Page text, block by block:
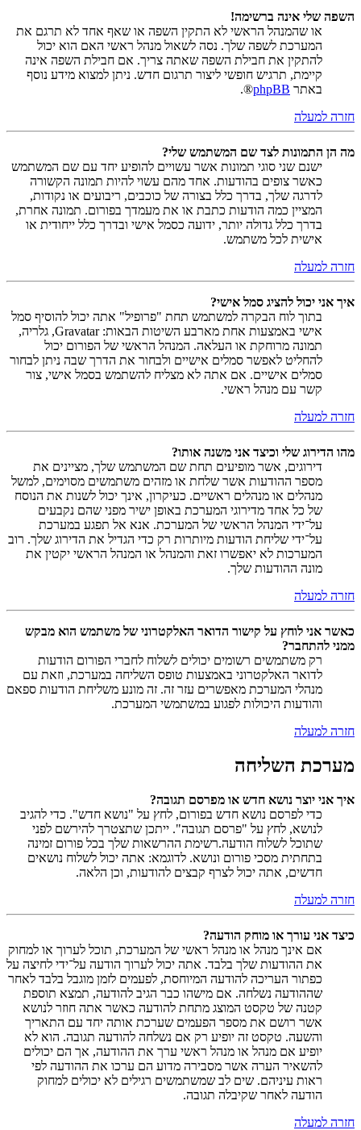
השפה שלי אינה ברשימה!
או שהמנהל הראשי לא התקין השפה או שאף אחד לא תרגם את
המערכת לשפה שלך. נסה לשאול מנהל ראשי האם הוא יכול
להתקין את חבילת השפה שאתה צריך. אם חבילת השפה אינה
קיימת, תרגיש חופשי ליצור תרגום חדש. ניתן למצוא מידע נוסף
באתר phpBB
®.
חזרה למעלה
מה הן התמונות לצד שם המשתמש שלי?
ישנם שני סוגי תמונות אשר עשויים להופיע יחד עם שם המשתמש
כאשר צופים בהודעות. אחד מהם עשוי להיות תמונה הקשורה
לדרגה שלך, בדרך כלל בצורה של כוכבים, ריבועים או נקודות,
המציין כמה הודעות כתבת או את מעמדך בפורום. תמונה אחרת,
בדרך כלל גדולה יותר, ידועה כסמל אישי ובדרך כלל ייחודית או
אישית לכל משתמש.
חזרה למעלה
איך אני יכול להציג סמל אישי?
בתוך לוח הבקרה למשתמש תחת "פרופיל" אתה יכול להוסיף סמל
אישי באמצעות אחת מארבע השיטות הבאות: Gravatar, גלריה,
תמונה מרוחקת או העלאה. המנהל הראשי של הפורום יכול
להחליט לאפשר סמלים אישיים ולבחור את הדרך שבה ניתן לבחור
סמלים אישיים. אם אתה לא מצליח להשתמש בסמל אישי, צור
קשר עם מנהל ראשי.
חזרה למעלה
מהו הדירוג שלי וכיצד אני משנה אותו?
דירוגים, אשר מופיעים תחת שם המשתמש שלך, מציינים את
מספר ההודעות אשר שלחת או מזהים משתמשים מסוימים, למשל
מנהלים או מנהלים ראשיים. כעיקרון, אינך יכול לשנות את הנוסח
של כל אחד מדירוגי המערכת באופן ישיר מפני שהם נקבעים
על־ידי המנהל הראשי של המערכת. אנא אל תפגע במערכת
על־ידי שליחת הודעות מיותרות רק כדי הגדיל את הדירוג שלך. רוב
המערכות לא יאפשרו זאת והמנהל או המנהל הראשי יקטין את
מונה ההודעות שלך.
חזרה למעלה
כאשר אני לוחץ על קישור הדואר האלקטרוני של משתמש הוא מבקש
ממני להתחבר?
רק משתמשים רשומים יכולים לשלוח לחברי הפורום הודעות
לדואר האלקטרוני באמצעות טופס השליחה במערכת, וזאת עם
מנהלי המערכת מאפשרים עזר זה. זה מונע משליחת הודעות ספאם
והודעות היכולות לפגוע במשתמשי המערכת.
חזרה למעלה
מערכת השליחה
איך אני יוצר נושא חדש או מפרסם תגובה?
כדי לפרסם נושא חדש בפורום, לחץ על "נושא חדש". כדי להגיב
לנושא, לחץ על "פרסם תגובה". ייתכן שתצטרך להירשם לפני
שתוכל לשלוח הודעה.רשימת ההרשאות שלך בכל פורום זמינה
בתחתית מסכי פורום ונושא. לדוגמא: אתה יכול לשלוח נושאים
חדשים, אתה יכול לצרף קבצים להודעות, וכן הלאה.
חזרה למעלה
כיצד אני עורך או מוחק הודעה?
אם אינך מנהל או מנהל ראשי של המערכת, תוכל לערוך או למחוק
את ההודעות שלך בלבד. אתה יכול לערוך הודעה על־ידי לחיצה על
כפתור העריכה להודעה המיוחסת, לפעמים לזמן מוגבל בלבד לאחר
שההודעה נשלחה. אם מישהו כבר הגיב להודעה, תמצא תוספת
קטנה של טקסט המוצג מתחת להודעה כאשר אתה חוזר לנושא
אשר רושם את מספר הפעמים שערכת אותה יחד עם התאריך
והשעה. טקסט זה יופיע רק אם נשלחה להודעה תגובה. הוא לא
יופיע אם מנהל או מנהל ראשי ערך את ההודעה, אך הם יכולים
להשאיר הערה אשר מסבירה מדוע הם ערכו את ההודעה לפי
ראות עיניהם. שים לב שמשתמשים רגילים לא יכולים למחוק
הודעה לאחר שקיבלה תגובה.
חזרה למעלה